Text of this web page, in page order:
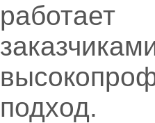
подход.